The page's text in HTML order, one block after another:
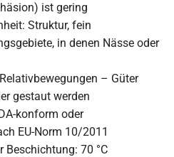
ist gering
Struktur, fein
in denen Nässe oder
– Güter
gestaut werden
konform oder
EU-Norm 10/2011
Beschichtung: 70 °C